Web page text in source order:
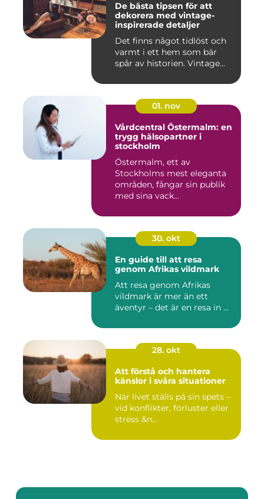
De bästa tipsen för att
dekorera med vintage-
inspirerade detaljer
Det finns något tidlöst och
varmt i ett hem som bär
spår av historien. Vintage...
01. nov
Vårdcentral Östermalm: en
trygg hälsopartner i
stockholm
Östermalm, ett av
Stockholms mest eleganta
områden, fångar sin publik
med sina vack...
30. okt
En guide till att resa
genom Afrikas vildmark
Att resa genom Afrikas
vildmark är mer än ett
äventyr – det är en resa in ...
28. okt
Att förstå och hantera
känslor i svåra situationer
När livet ställs på sin spets –
vid konflikter, förluster eller
stress &n...